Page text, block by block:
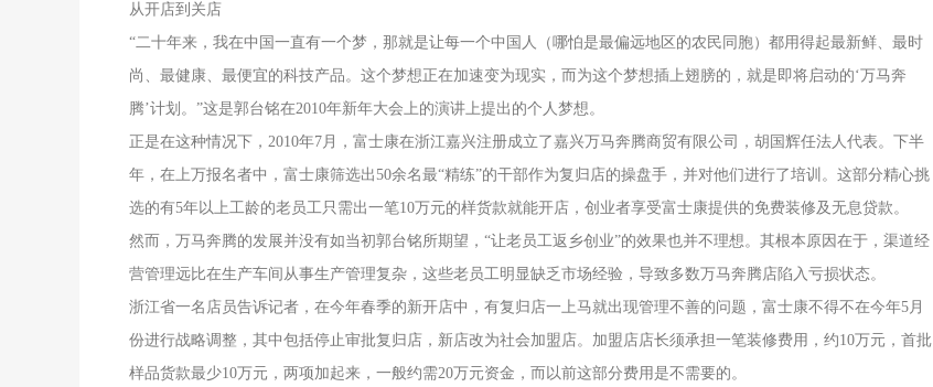
从开店到关店
“二十年来，我在中国一直有一个梦，那就是让每一个中国人（哪怕是最偏远地区的农民同胞）都用得起最新鲜、最时
尚、最健康、最便宜的科技产品。这个梦想正在加速变为现实，而为这个梦想插上翅膀的，就是即将启动的‘万马奔
腾’计划。”这是郭台铭在2010年新年大会上的演讲上提出的个人梦想。
正是在这种情况下，2010年7月，富士康在浙江嘉兴注册成立了嘉兴万马奔腾商贸有限公司，胡国辉任法人代表。下半
年，在上万报名者中，富士康筛选出50余名最“精练”的干部作为复归店的操盘手，并对他们进行了培训。这部分精心挑
选的有5年以上工龄的老员工只需出一笔10万元的样货款就能开店，创业者享受富士康提供的免费装修及无息贷款。
然而，万马奔腾的发展并没有如当初郭台铭所期望，“让老员工返乡创业”的效果也并不理想。其根本原因在于，渠道经
营管理远比在生产车间从事生产管理复杂，这些老员工明显缺乏市场经验，导致多数万马奔腾店陷入亏损状态。
浙江省一名店员告诉记者，在今年春季的新开店中，有复归店一上马就出现管理不善的问题，富士康不得不在今年5月
份进行战略调整，其中包括停止审批复归店，新店改为社会加盟店。加盟店店长须承担一笔装修费用，约10万元，首批
样品货款最少10万元，两项加起来，一般约需20万元资金，而以前这部分费用是不需要的。